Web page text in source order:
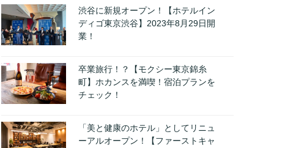
渋谷に新規オープン！【ホテルイン
ディゴ東京渋谷】2023年8月29日開
業！
卒業旅行！？【モクシー東京錦糸
町】ホカンスを満喫！宿泊プランを
チェック！
「美と健康のホテル」としてリニュ
ーアルオープン！【ファーストキャ